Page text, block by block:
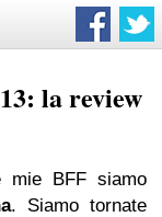
la review
mie BFF siamo
. Siamo tornate